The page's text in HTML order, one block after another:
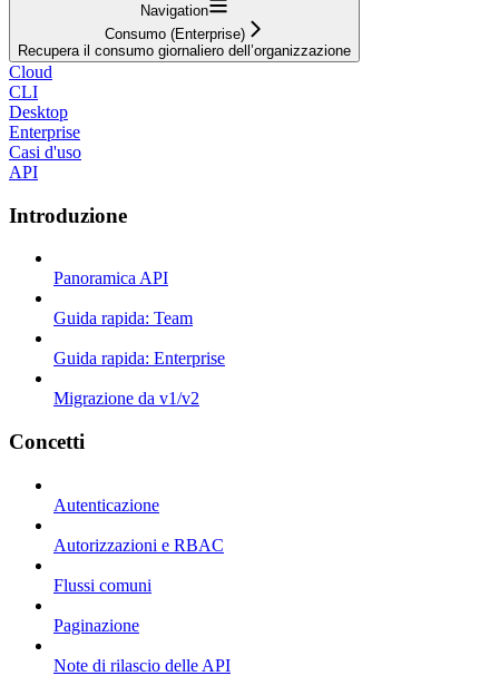
Navigation
Consumo (Enterprise)
Recupera il consumo giornaliero dell’organizzazione
Cloud
CLI
Desktop
Enterprise
Casi d'uso
API
Introduzione
Panoramica API
Guida rapida: Team
Guida rapida: Enterprise
Migrazione da v1/v2
Concetti
Autenticazione
Autorizzazioni e RBAC
Flussi comuni
Paginazione
Note di rilascio delle API